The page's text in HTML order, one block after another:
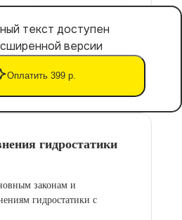
текст доступен
версии
Оплатить 399 р.
гидростатики
законам и
гидростатики с